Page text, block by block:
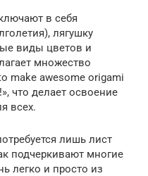
в себя
лягушку
виды цветов и
множество
make awesome origami
что делает освоение
всех.
лишь лист
подчеркивают многие
легко и просто из